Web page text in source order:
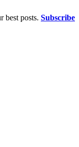
best posts. Subscribe